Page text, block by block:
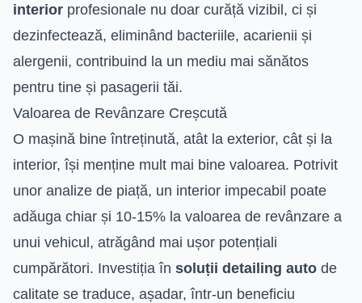
interior profesionale nu doar curăță vizibil, ci și
dezinfectează, eliminând bacteriile, acarienii și
alergenii, contribuind la un mediu mai sănătos
pentru tine și pasagerii tăi.
Valoarea de Revânzare Creșcută
O mașină bine întreținută, atât la exterior, cât și la
interior, își menține mult mai bine valoarea. Potrivit
unor analize de piață, un interior impecabil poate
adăuga chiar și 10-15% la valoarea de revânzare a
unui vehicul, atrăgând mai ușor potențiali
cumpărători. Investiția în soluții detailing auto de
calitate se traduce, așadar, într-un beneficiu